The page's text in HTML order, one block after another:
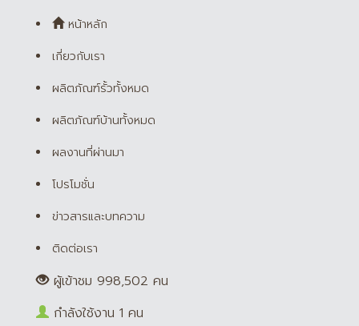
หน้าหลัก
เกี่ยวกับเรา
ผลิตภัณฑ์รั้วทั้งหมด
ผลิตภัณฑ์บ้านทั้งหมด
ผลงานที่ผ่านมา
โปรโมชั่น
ข่าวสารและบทความ
ติดต่อเรา
ผู้เข้าชม 998,502 คน
กำลังใช้งาน 1 คน